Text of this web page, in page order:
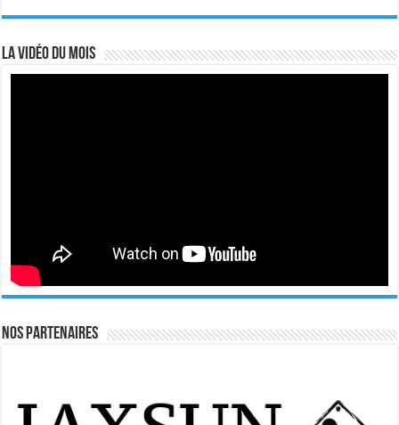
La vidéo du mois
Nos Partenaires